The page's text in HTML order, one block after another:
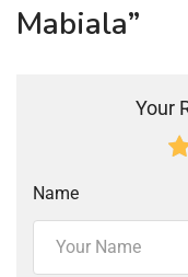
Mabiala”
Your
Name